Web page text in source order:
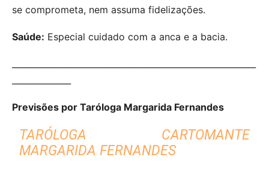
se comprometa, nem assuma fidelizações.
Saúde: Especial cuidado com a anca e a bacia.
Previsões por Taróloga Margarida Fernandes
TARÓLOGA CARTOMANTE
MARGARIDA FERNANDES